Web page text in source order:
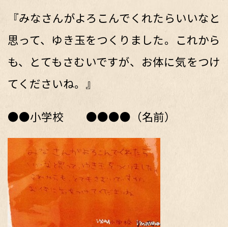
『みなさんがよろこんでくれたらいいなと
思って、ゆき玉をつくりました。これから
も、とてもさむいですが、お体に気をつけ
てくださいね。』
●●小学校 ●●●●（名前）